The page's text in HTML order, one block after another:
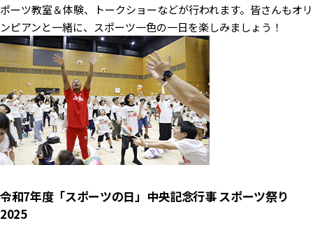
ポーツ教室＆体験、トークショーなどが行われます。皆さんもオリ
ンピアンと一緒に、スポーツ一色の一日を楽しみましょう！
令和7年度「スポーツの日」中央記念行事 スポーツ祭り
2025